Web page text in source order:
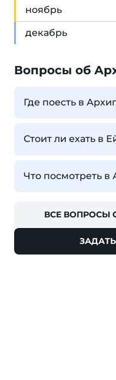
ноябрь
декабрь
Вопросы об
Где поесть в
Стоит ли ехать в
Что посмотреть
ВСЕ ВОПРОСЫ